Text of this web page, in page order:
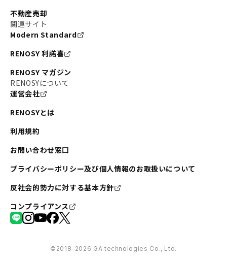
不動産売却
関連サイト
Modern Standard
RENOSY 利諾喜
RENOSY マガジン
RENOSYについて
運営会社
RENOSYとは
利用規約
お問い合わせ窓口
プライバシーポリシー及び個人情報のお取扱いについて
反社会的勢力に対する基本方針
コンプライアンス
©︎2018-2026 GA technologies Co., Ltd.